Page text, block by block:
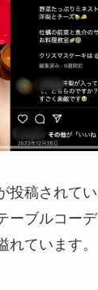
投稿されて
ーブルコー
れています。